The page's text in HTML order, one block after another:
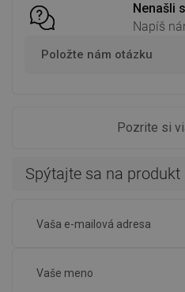
Nenašli
Napíš
Položte nám otázku
Pozrite si
Spýtajte sa na produkt